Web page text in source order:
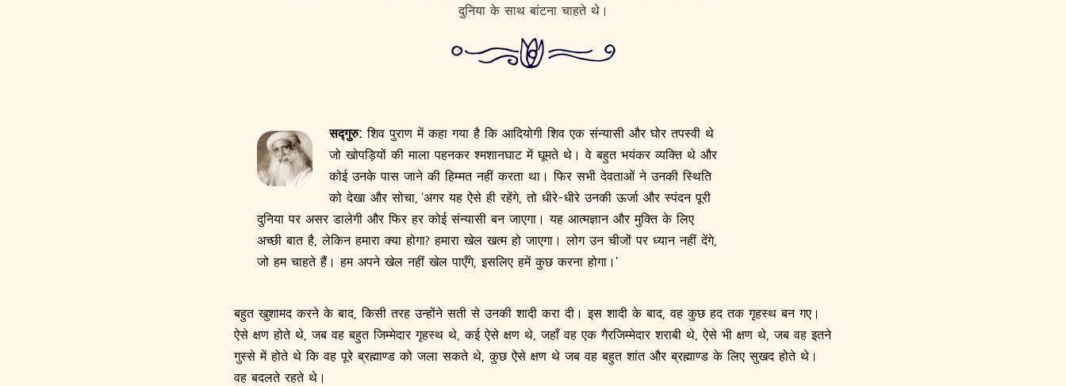
दुनिया के साथ बांटना चाहते थे।
सद्गुरु: शिव पुराण में कहा गया है कि आदियोगी शिव एक संन्यासी और घोर तपस्वी थे
जो खोपड़ियों की माला पहनकर श्मशानघाट में घूमते थे। वे बहुत भयंकर व्यक्ति थे और
कोई उनके पास जाने की हिम्मत नहीं करता था। फिर सभी देवताओं ने उनकी स्थिति
को देखा और सोचा, ‘अगर यह ऐसे ही रहेंगे, तो धीरे-धीरे उनकी ऊर्जा और स्पंदन पूरी
दुनिया पर असर डालेगी और फिर हर कोई संन्यासी बन जाएगा। यह आत्मज्ञान और मुक्ति के लिए
अच्छी बात है, लेकिन हमारा क्या होगा? हमारा खेल खत्म हो जाएगा। लोग उन चीजों पर ध्यान नहीं देंगे,
जो हम चाहते हैं। हम अपने खेल नहीं खेल पाएँगे, इसलिए हमें कुछ करना होगा।’
बहुत खुशामद करने के बाद, किसी तरह उन्होंने सती से उनकी शादी करा दी। इस शादी के बाद, वह कुछ हद तक गृहस्थ बन गए।
ऐसे क्षण होते थे, जब वह बहुत जिम्मेदार गृहस्थ थे, कई ऐसे क्षण थे, जहाँ वह एक गैरजिम्मेदार शराबी थे, ऐसे भी क्षण थे, जब वह इतने
गुस्से में होते थे कि वह पूरे ब्रह्माण्ड को जला सकते थे, कुछ ऐसे क्षण थे जब वह बहुत शांत और ब्रह्माण्ड के लिए सुखद होते थे।
वह बदलते रहते थे।